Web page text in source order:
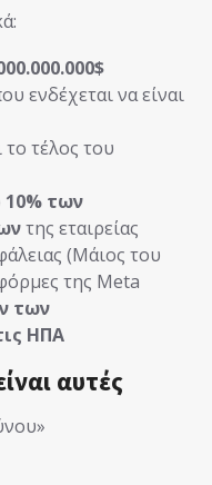
ενδέχεται να είναι
τέλος του
10% των
της εταιρείας
(Μάιος του
της Meta
των
ΗΠΑ
αυτές